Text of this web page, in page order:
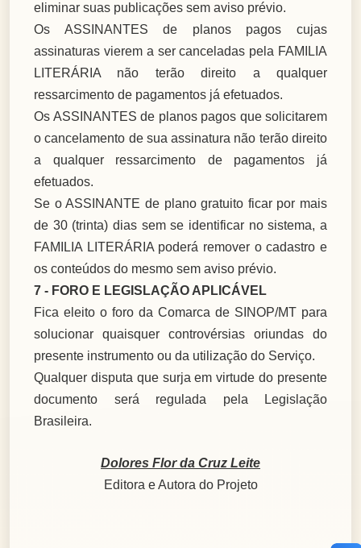
eliminar suas publicações sem aviso prévio.
Os ASSINANTES de planos pagos cujas
assinaturas vierem a ser canceladas pela FAMILIA
LITERÁRIA não terão direito a qualquer
ressarcimento de pagamentos já efetuados.
Os ASSINANTES de planos pagos que solicitarem
o cancelamento de sua assinatura não terão direito
a qualquer ressarcimento de pagamentos já
efetuados.
Se o ASSINANTE de plano gratuito ficar por mais
de 30 (trinta) dias sem se identificar no sistema, a
FAMILIA LITERÁRIA poderá remover o cadastro e
os conteúdos do mesmo sem aviso prévio.
7 - FORO E LEGISLAÇÃO APLICÁVEL
Fica eleito o foro da Comarca de SINOP/MT para
solucionar quaisquer controvérsias oriundas do
presente instrumento ou da utilização do Serviço.
Qualquer disputa que surja em virtude do presente
documento será regulada pela Legislação
Brasileira.
Dolores Flor da Cruz Leite
Editora e Autora do Projeto